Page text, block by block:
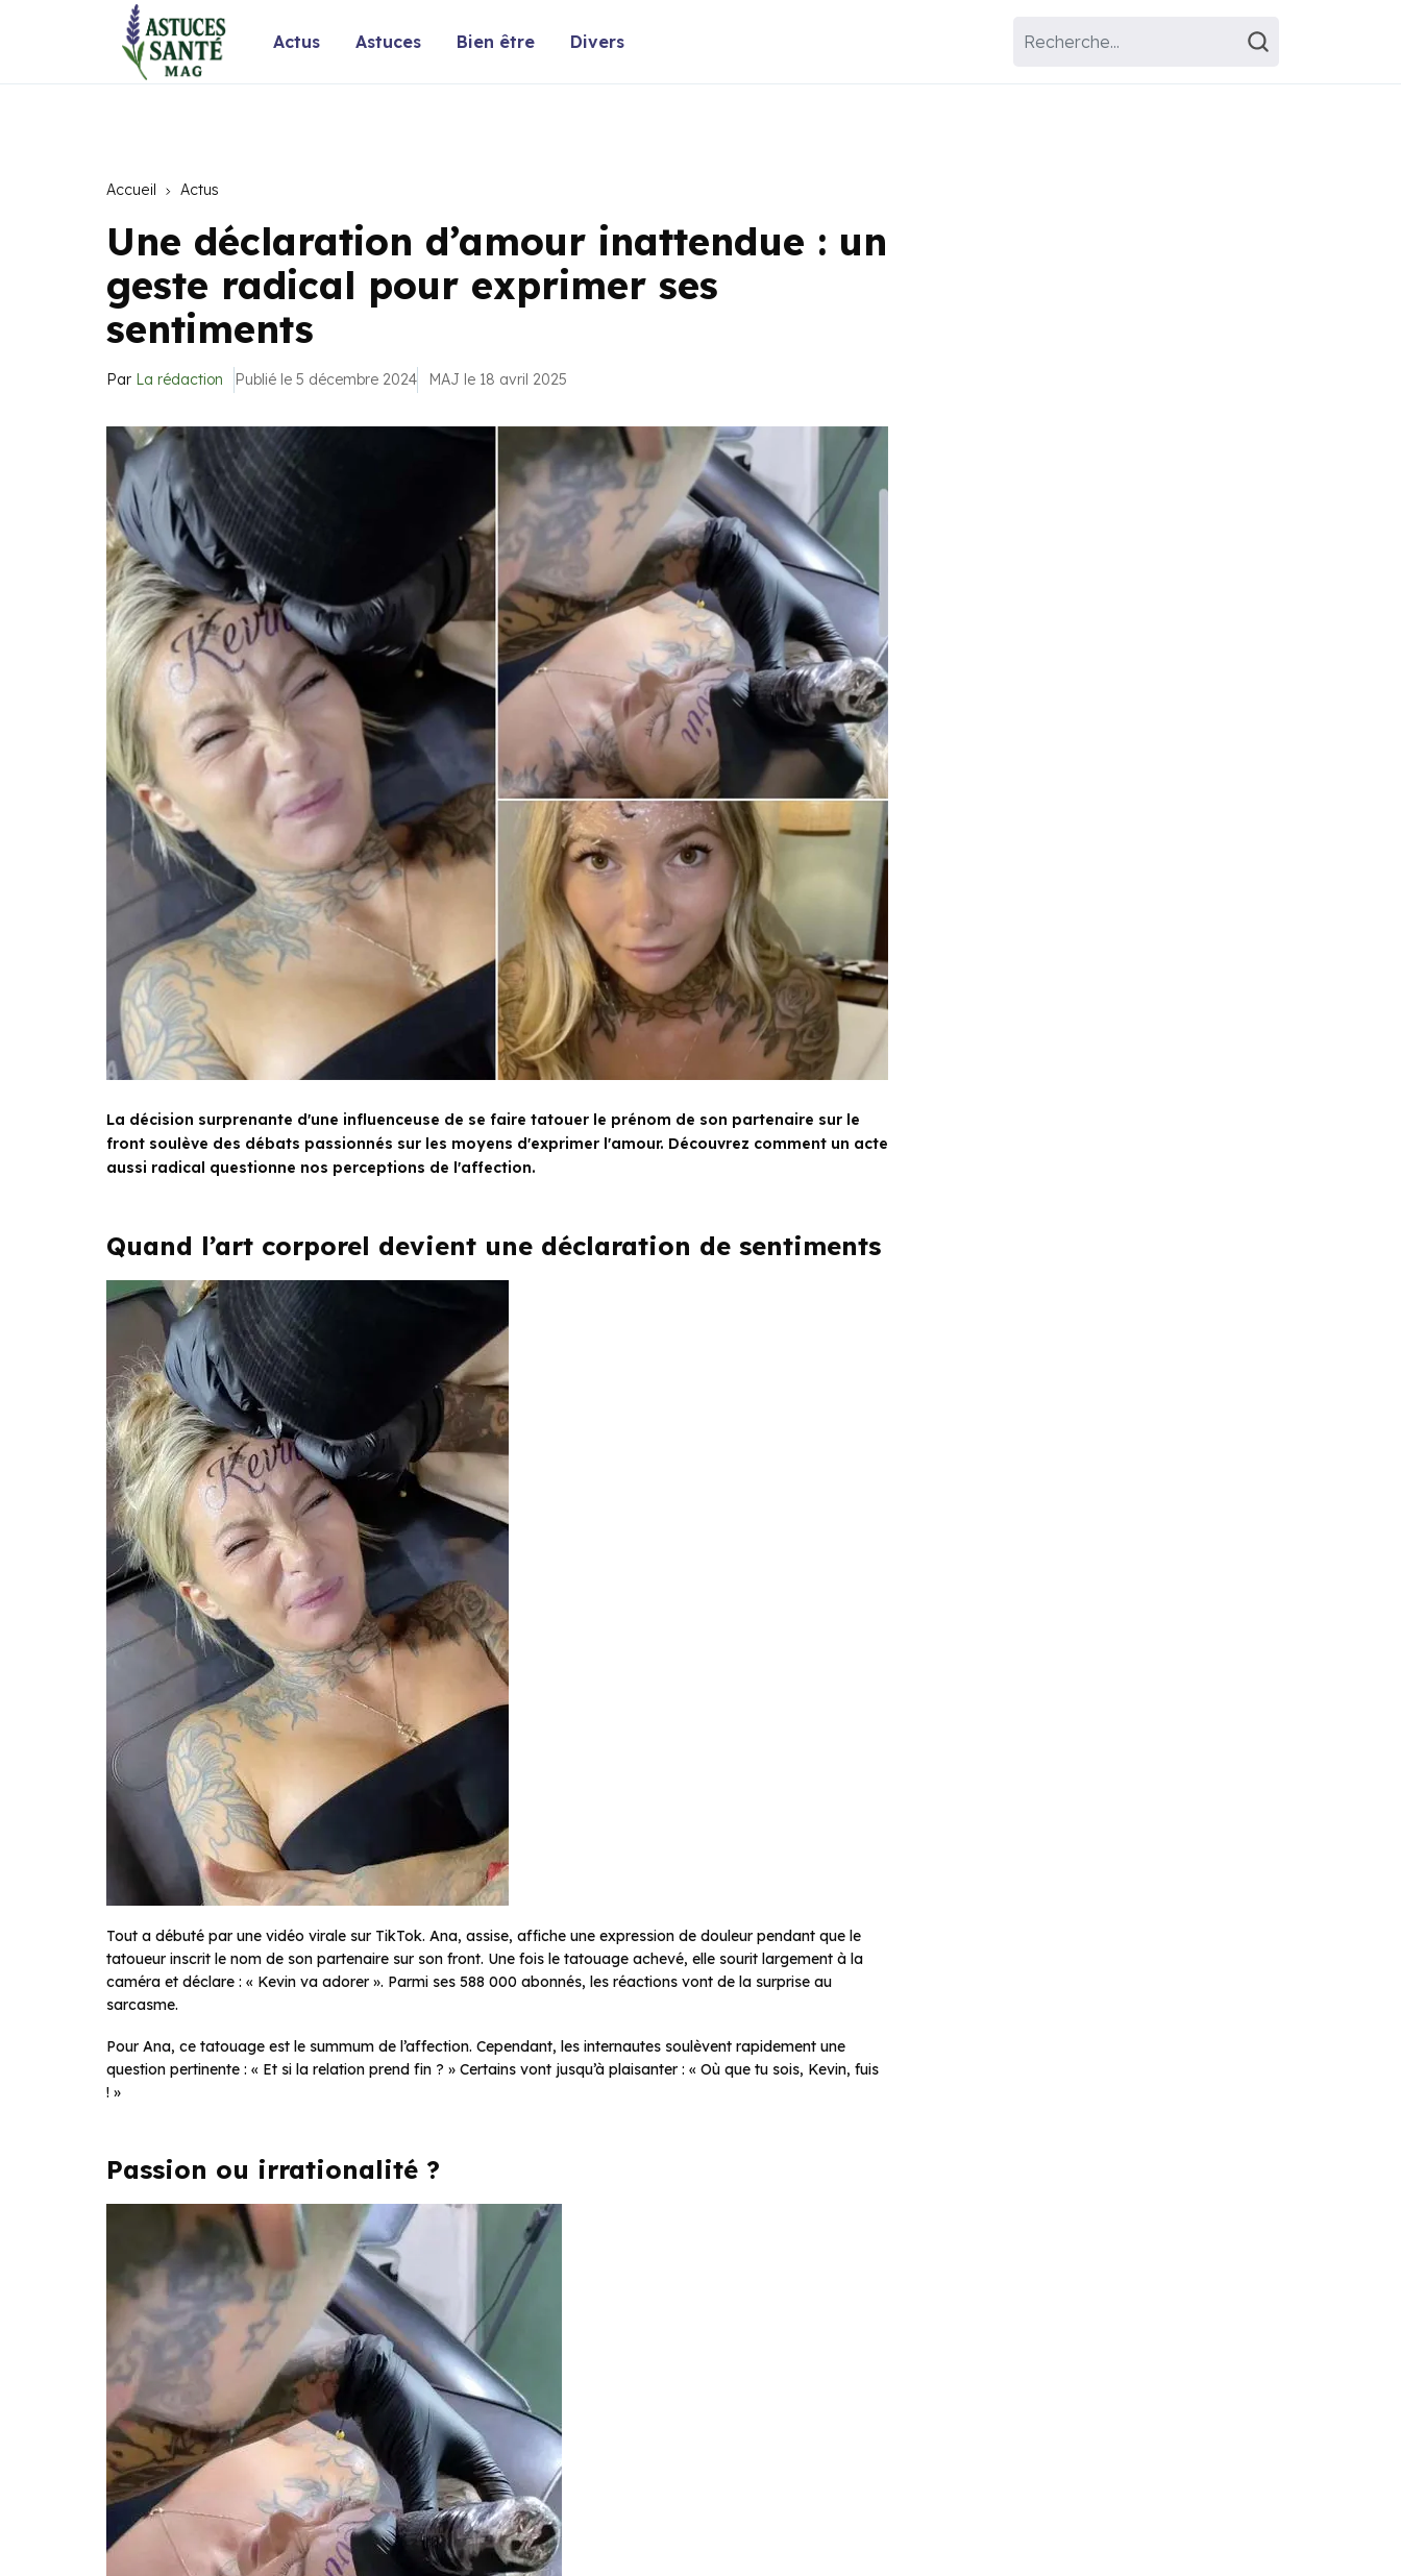
Actus Astuces Bien être Divers
Accueil Actus
Une déclaration d’amour inattendue : un
geste radical pour exprimer ses
sentiments
Par La rédaction Publié le 5 décembre 2024 MAJ le 18 avril 2025
La décision surprenante d'une influenceuse de se faire tatouer le prénom de son partenaire sur le
front soulève des débats passionnés sur les moyens d'exprimer l'amour. Découvrez comment un acte
aussi radical questionne nos perceptions de l'affection.
Quand l’art corporel devient une déclaration de sentiments
Tout a débuté par une vidéo virale sur TikTok. Ana, assise, affiche une expression de douleur pendant que le
tatoueur inscrit le nom de son partenaire sur son front. Une fois le tatouage achevé, elle sourit largement à la
caméra et déclare : « Kevin va adorer ». Parmi ses 588 000 abonnés, les réactions vont de la surprise au
sarcasme.
Pour Ana, ce tatouage est le summum de l’affection. Cependant, les internautes soulèvent rapidement une
question pertinente : « Et si la relation prend fin ? » Certains vont jusqu’à plaisanter : « Où que tu sois, Kevin, fuis
! »
Passion ou irrationalité ?